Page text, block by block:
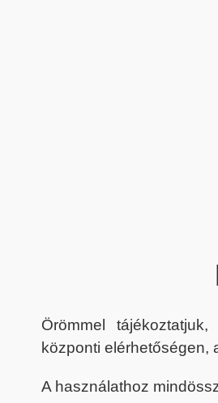
Örömmel
központi elérhetőségen,
A használathoz